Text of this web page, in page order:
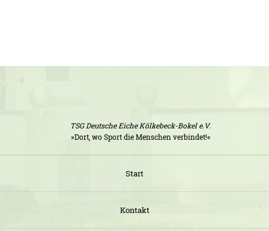
TSG Deutsche Eiche Kölkebeck-Bokel e.V.
»Dort, wo Sport die Menschen verbindet!«
Start
Kontakt